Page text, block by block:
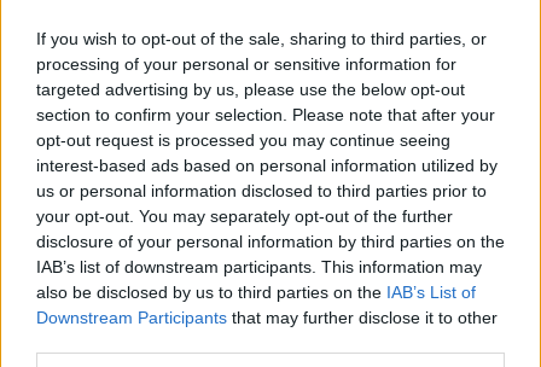
If you wish to opt-out of the sale, sharing to third parties, or
processing of your personal or sensitive information for
targeted advertising by us, please use the below opt-out
section to confirm your selection. Please note that after your
opt-out request is processed you may continue seeing
interest-based ads based on personal information utilized by
us or personal information disclosed to third parties prior to
your opt-out. You may separately opt-out of the further
disclosure of your personal information by third parties on the
IAB’s list of downstream participants. This information may
also be disclosed by us to third parties on the IAB’s List of
Downstream Participants that may further disclose it to other
نظام غذائي صحي وتساعد في كبح الشهية.
إليكم بعض الأسباب التي تجعل جوز المكاديميا مفيداً لفقدان
الوزن:
تحتوي على دهون صحية تساعدك على الشعور بالشبع.
إنها مصدر جيد للألياف، مما يبطئ عملية الهضم
ويشعرك بالشبع.
يسهل إضافتها إلى العديد من الوجبات المختلفة.